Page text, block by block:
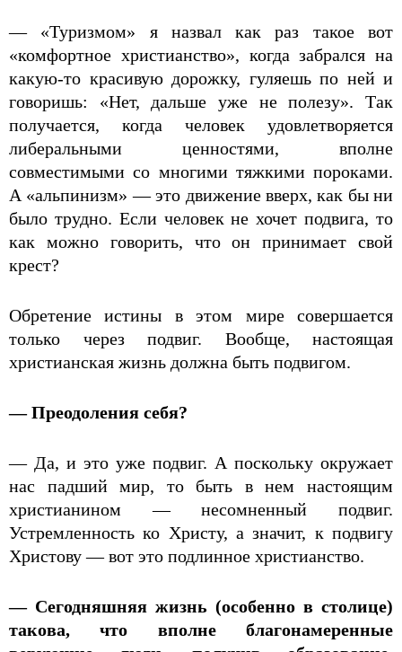
— «Туризмом» я назвал как раз такое вот
«комфортное христианство», когда забрался на
какую-то красивую дорожку, гуляешь по ней и
говоришь: «Нет, дальше уже не полезу». Так
получается, когда человек удовлетворяется
либеральными ценностями, вполне
совместимыми со многими тяжкими пороками.
А «альпинизм» — это движение вверх, как бы ни
было трудно. Если человек не хочет подвига, то
как можно говорить, что он принимает свой
крест?
Обретение истины в этом мире совершается
только через подвиг. Вообще, настоящая
христианская жизнь должна быть подвигом.
— Преодоления себя?
— Да, и это уже подвиг. А поскольку окружает
нас падший мир, то быть в нем настоящим
христианином — несомненный подвиг.
Устремленность ко Христу, а значит, к подвигу
Христову — вот это подлинное христианство.
— Сегодняшняя жизнь (особенно в столице)
такова, что вполне благонамеренные